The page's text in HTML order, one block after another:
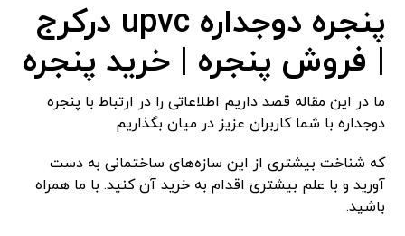
پنجره دوجداره upvc درکرج
| فروش پنجره | خرید پنجره
ما در این مقاله قصد داریم اطلاعاتی را در ارتباط با پنجره
دوجداره با شما کاربران عزیز در میان بگذاریم
که شناخت بیشتری از این سازه‌های ساختمانی به دست
آورید و با علم بیشتری اقدام به خرید آن کنید. با ما همراه
باشید.